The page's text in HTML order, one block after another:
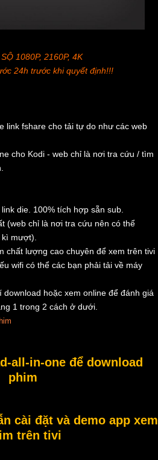
1080P, 2160P, 4K
24h trước khi quyết định!!!
link fshare cho tải tự do như các web
cho Kodi - web chỉ là nơi tra cứu / tìm
die. 100% tích hợp sẵn sub.
(web chỉ là nơi tra cứu nên có thể
kì mượt).
chất lượng cao chuyên để xem trên tivi
wifi có thể các bạn phải tải về máy
hoặc xem online để đánh giá
1 trong 2 cách ở dưới.
all-in-one để download
phim
cài đặt và demo app xem
trên tivi